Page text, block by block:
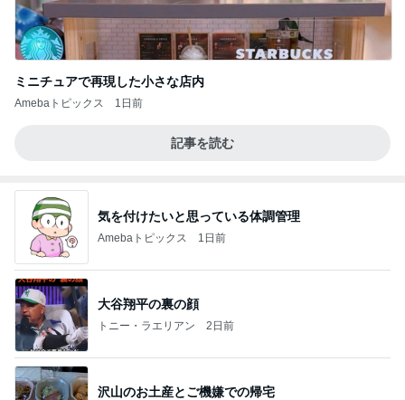
ミニチュアで再現した小さな店内
Amebaトピックス 1日前
記事を読む
気を付けたいと思っている体調管理
Amebaトピックス 1日前
大谷翔平の裏の顔
トニー・ラエリアン 2日前
沢山のお土産とご機嫌での帰宅